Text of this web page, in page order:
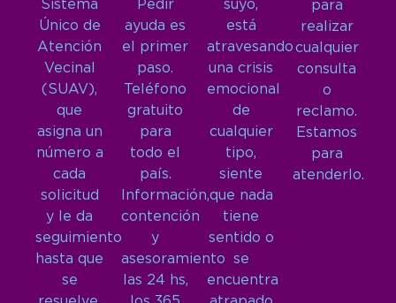
Sistema
Único de
Atención
Vecinal
(SUAV),
que
asigna un
número a
cada
solicitud
y le da
seguimiento
hasta que
se
Pedir
ayuda es
el primer
paso.
Teléfono
gratuito
para
todo el
país.
Información,
contención
y
asesoramiento
las 24 hs,
suyo,
está
atravesando
una crisis
emocional
de
cualquier
tipo,
siente
que nada
tiene
sentido o
se
encuentra
para
realizar
cualquier
consulta
o
reclamo.
Estamos
para
atenderlo.